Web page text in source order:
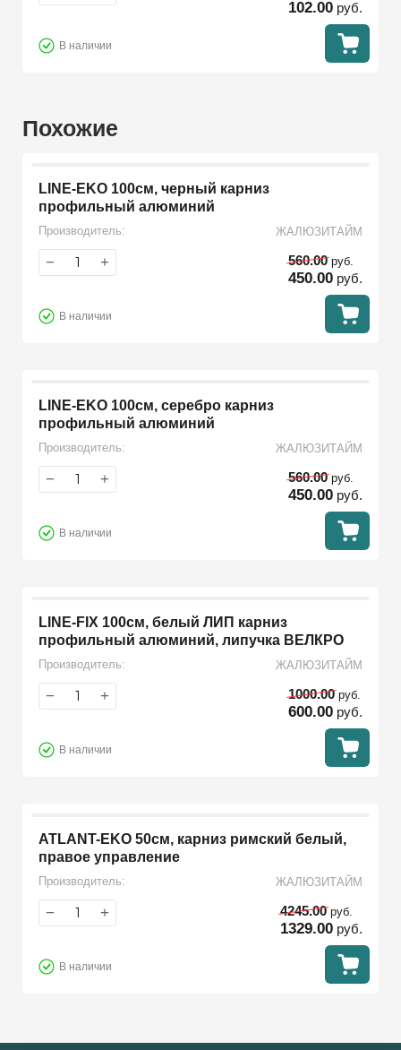
102.00 руб.
В наличии
Похожие
LINE-EKO 100см, черный карниз
профильный алюминий
Производитель: ЖАЛЮЗИТАЙМ
− + 560.00руб.
450.00 руб.
В наличии
LINE-EKO 100см, серебро карниз
профильный алюминий
Производитель: ЖАЛЮЗИТАЙМ
− + 560.00руб.
450.00 руб.
В наличии
LINE-FIX 100см, белый ЛИП карниз
профильный алюминий, липучка ВЕЛКРО
Производитель: ЖАЛЮЗИТАЙМ
− + 1000.00руб.
600.00 руб.
В наличии
ATLANT-EKO 50см, карниз римский белый,
правое управление
Производитель: ЖАЛЮЗИТАЙМ
− + 4245.00руб.
1329.00 руб.
В наличии